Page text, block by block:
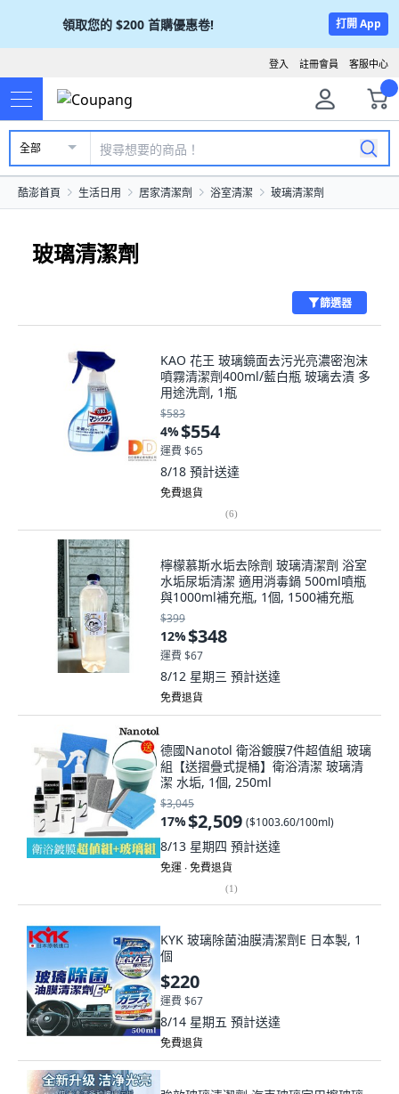
領取您的 $200 首購優惠卷! 打開 App
客服中心
註冊會員
登入
全部
酷澎首頁 生活日用 居家清潔劑 浴室清潔 玻璃清潔劑
玻璃清潔劑
篩選器
KAO 花王 玻璃鏡面去污光亮濃密泡沫
噴霧清潔劑400ml/藍白瓶 玻璃去漬 多
用途洗劑, 1瓶
$583
4%$554
運費 $65
8/18 預計送達
免費退貨
(6)
檸檬慕斯水垢去除劑 玻璃清潔劑 浴室
水垢尿垢清潔 適用消毒鍋 500ml噴瓶
與1000ml補充瓶, 1個, 1500補充瓶
$399
12%$348
運費 $67
8/12 星期三 預計送達
免費退貨
德國Nanotol 衛浴鍍膜7件超值組 玻璃
組【送摺疊式提桶】衛浴清潔 玻璃清
潔 水垢, 1個, 250ml
$3,045
17%$2,509 ($1003.60/100ml)
8/13 星期四 預計送達
免運 ∙ 免費退貨
(1)
KYK 玻璃除菌油膜清潔劑E 日本製, 1
個
$220
運費 $67
8/14 星期五 預計送達
免費退貨